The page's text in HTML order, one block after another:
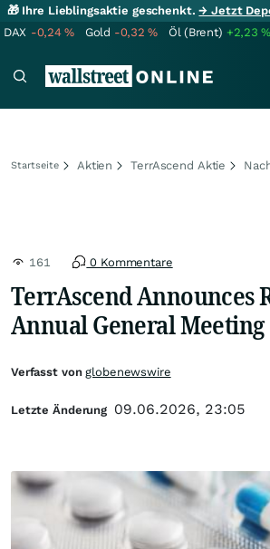
🎁 Ihre Lieblingsaktie geschenkt.→ Jetzt
DAX -0,24% Gold -0,32% Öl (Brent) +2,23%
Startseite Aktien TerrAscend Aktie
161 0 Kommentare
TerrAscend Announces
Annual General Meeting
Verfasst vonglobenewswire
Letzte Änderung 09.06.2026, 23:05